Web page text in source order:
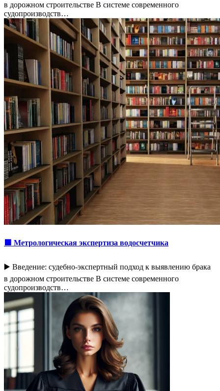
в дорожном строительстве В системе современного
судопроизводств…
🟩 Метрологическая экспертиза водосчетчика
▶️ Введение: судебно-экспертный подход к выявлению брака
в дорожном строительстве В системе современного
судопроизводств…